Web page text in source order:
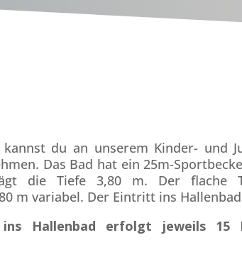
kannst du an unserem Kinder- und
Das Bad hat ein 25m-
die Tiefe 3,80 m. Der flache
m vari­abel. Der Ein­tritt ins
ins Hal­len­bad erfol­gt jew­eils